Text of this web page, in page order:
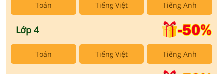
Chữa đề luyện thi thử TN THPT - Đề cốt lõi
Luyện đề thi thử ĐGNL ĐHQG Hà Nội môn
Toán Tiếng Việt Tiếng Anh
Lớp 4
Toán Tiếng Việt Tiếng Anh